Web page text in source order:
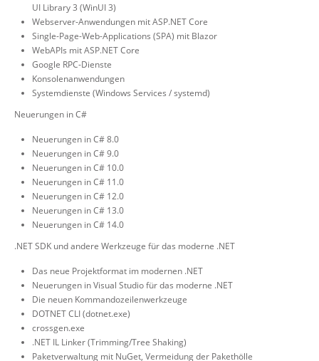
UI Library 3 (WinUI 3)
Webserver-Anwendungen mit ASP.NET Core
Single-Page-Web-Applications (SPA) mit Blazor
WebAPIs mit ASP.NET Core
Google RPC-Dienste
Konsolenanwendungen
Systemdienste (Windows Services / systemd)
Neuerungen in C#
Neuerungen in C# 8.0
Neuerungen in C# 9.0
Neuerungen in C# 10.0
Neuerungen in C# 11.0
Neuerungen in C# 12.0
Neuerungen in C# 13.0
Neuerungen in C# 14.0
.NET SDK und andere Werkzeuge für das moderne .NET
Das neue Projektformat im modernen .NET
Neuerungen in Visual Studio für das moderne .NET
Die neuen Kommandozeilenwerkzeuge
DOTNET CLI (dotnet.exe)
crossgen.exe
.NET IL Linker (Trimming/Tree Shaking)
Paketverwaltung mit NuGet, Vermeidung der Pakethölle